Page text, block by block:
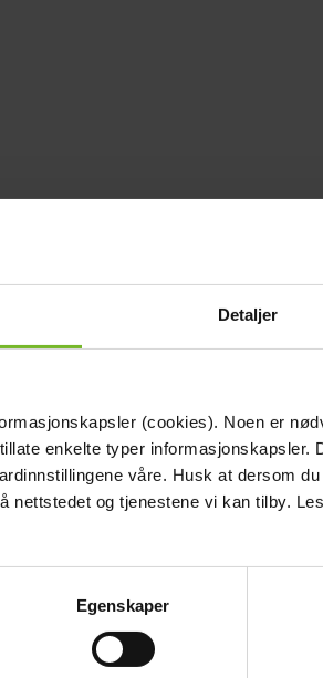
Detaljer
(cookies). Noen er
enkelte typer
våre. Husk at dersom
nettstedet og tjenestene vi kan tilby.
Egenskaper